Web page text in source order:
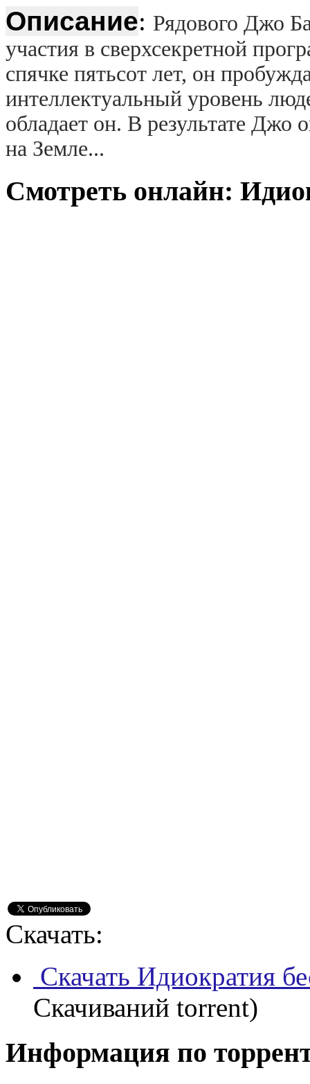
Описание: Рядового Джо
участия в сверхсекретной
спячке пятьсот лет, он
интеллектуальный уровень
обладает он. В результате
на Земле...
Смотреть онлайн:
Скачать:
Скачать Идиократия
Скачиваний torrent)
Информация по